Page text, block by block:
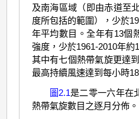
及南海區域（即由赤道至
度所包括的範圍），少於
年平均數目。全年有13個
強度，少於1961-2010年約
其中有七個熱帶氣旋更達
最高持續風速達到每小時
圖2.1是二零一六年在
熱帶氣旋數目之逐月分佈。